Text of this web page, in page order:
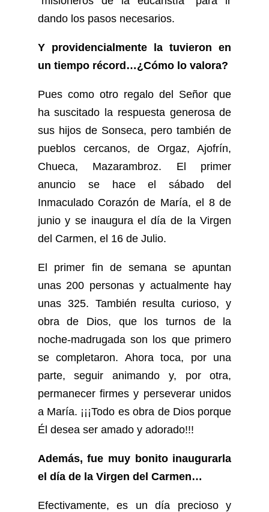
dando los pasos necesarios.
Y providencialmente la tuvieron en
un tiempo récord…¿Cómo lo valora?
Pues como otro regalo del Señor que
ha suscitado la respuesta generosa de
sus hijos de Sonseca, pero también de
pueblos cercanos, de Orgaz, Ajofrín,
Chueca, Mazarambroz. El primer
anuncio se hace el sábado del
Inmaculado Corazón de María, el 8 de
junio y se inaugura el día de la Virgen
del Carmen, el 16 de Julio.
El primer fin de semana se apuntan
unas 200 personas y actualmente hay
unas 325. También resulta curioso, y
obra de Dios, que los turnos de la
noche-madrugada son los que primero
se completaron. Ahora toca, por una
parte, seguir animando y, por otra,
permanecer firmes y perseverar unidos
a María. ¡¡¡Todo es obra de Dios porque
Él desea ser amado y adorado!!!
Además, fue muy bonito inaugurarla
el día de la Virgen del Carmen…
Efectivamente, es un día precioso y